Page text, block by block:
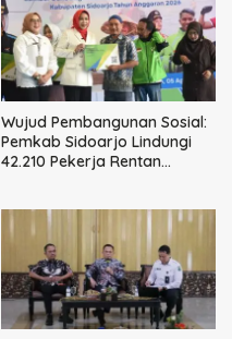
Wujud Pembangunan Sosial:
Pemkab Sidoarjo Lindungi
42.210 Pekerja Rentan